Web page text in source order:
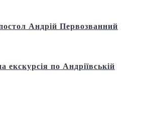
Андрій Первозванний
екскурсія по Андріївській